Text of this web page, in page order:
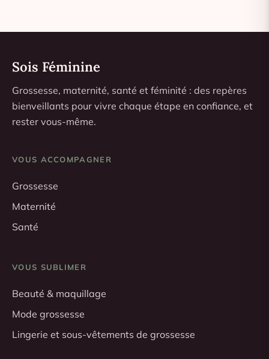
Sois Féminine
Grossesse, maternité, santé et féminité : des repères
bienveillants pour vivre chaque étape en confiance, et
rester vous-même.
VOUS ACCOMPAGNER
Grossesse
Maternité
Santé
VOUS SUBLIMER
Beauté & maquillage
Mode grossesse
Lingerie et sous-vêtements de grossesse